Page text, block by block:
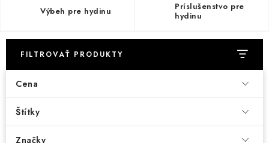
DARČEKOVÝ POUKAZ
Náš príbeh od začiatku Doprava Kontakt
Blog
Hodnotenie obchodu
Výbeh pre hydinu
Príslušenstvo pre
hydinu
FILTROVAŤ PRODUKTY
Cena
Štítky
Značky